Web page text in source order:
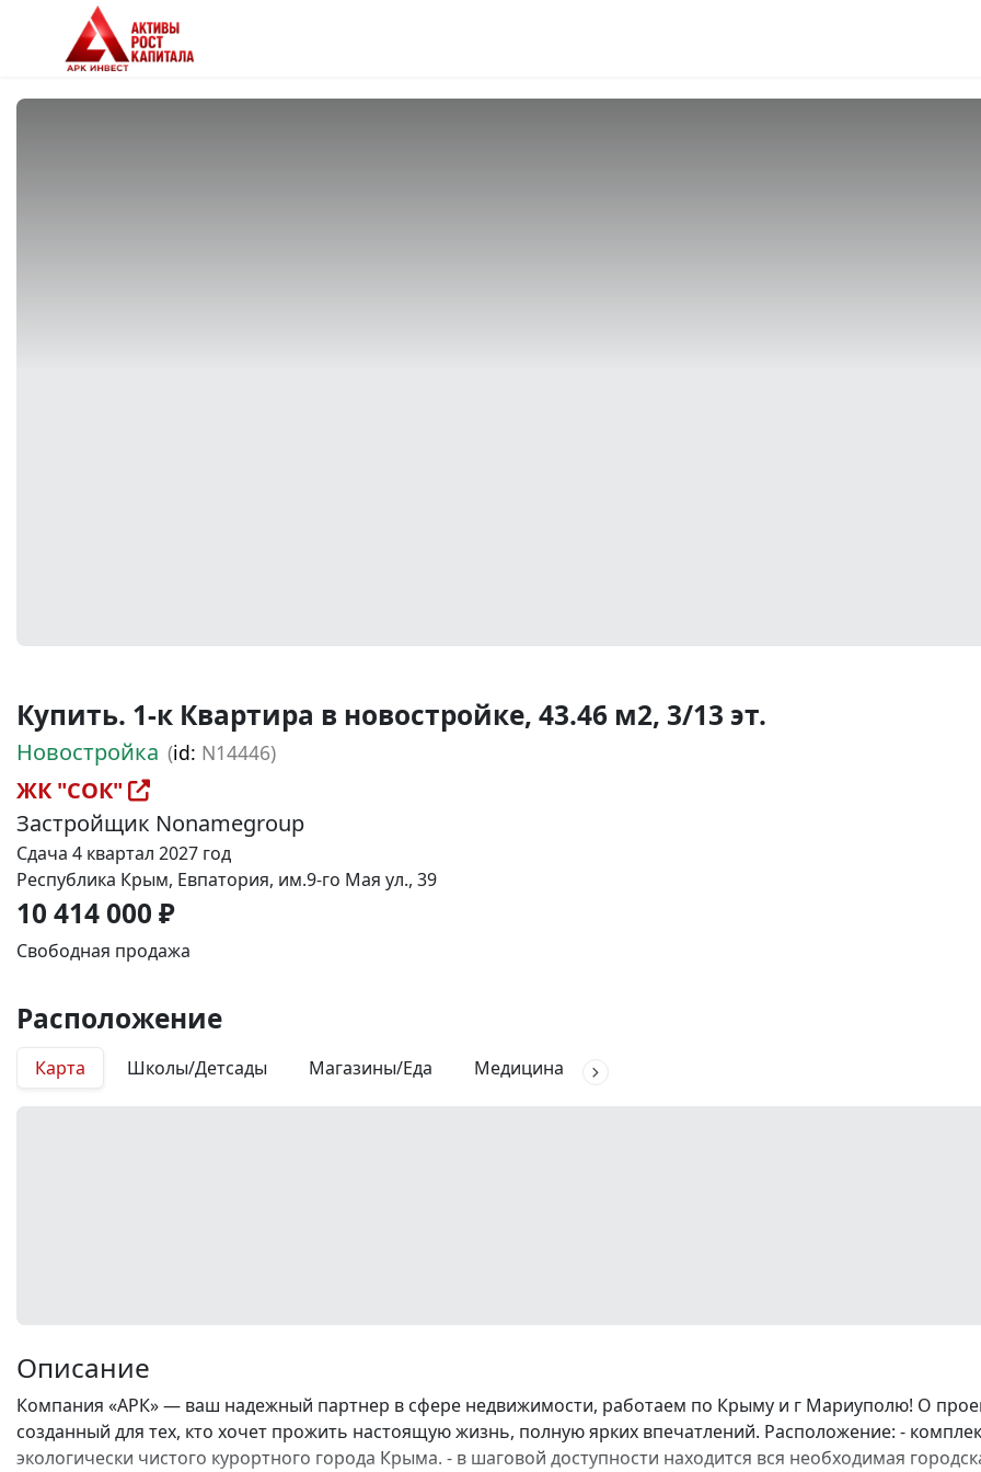
Купить. 1-к Квартира в новостройке, 43.46 м2, 3/13 эт.
Новостройка (id: N14446)
ЖК "СОК"
Застройщик Nonamegroup
Сдача 4 квартал 2027 год
Республика Крым, Евпатория, им.9-го Мая ул., 39
10 414 000 ₽
Свободная продажа
Расположение
Карта Школы/Детсады Магазины/Еда Медицина
Описание
Компания «АРК» — ваш надежный партнер в сфере недвижимости, работаем по Крыму и г Мариуполю! О
созданный для тех, кто хочет прожить настоящую жизнь, полную ярких впечатлений. Расположение: -
экологически чистого курортного города Крыма. - в шаговой доступности находится вся необходимая